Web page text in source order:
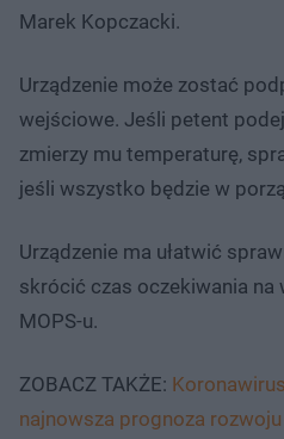
Marek Kopczacki.
Urządzenie może zostać
wejściowe. Jeśli petent
zmierzy mu temperaturę,
jeśli wszystko będzie w
Urządzenie ma ułatwić
skrócić czas oczekiwania na
MOPS-u.
ZOBACZ TAKŻE:
najnowsza prognoza